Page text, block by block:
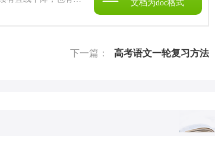
下来给大家分享一些
编给大家分享提高初
文档为doc格式
下一篇： 高考语文一轮复习方法